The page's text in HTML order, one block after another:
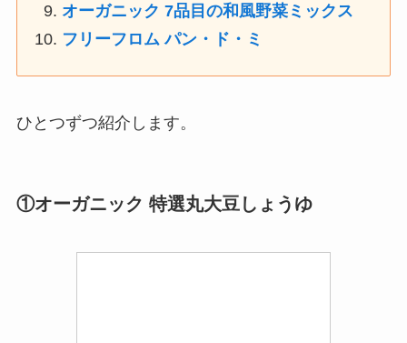
オーガニック 7品目の和風野菜ミックス
フリーフロム パン・ド・ミ
ひとつずつ紹介します。
①オーガニック 特選丸大豆しょうゆ